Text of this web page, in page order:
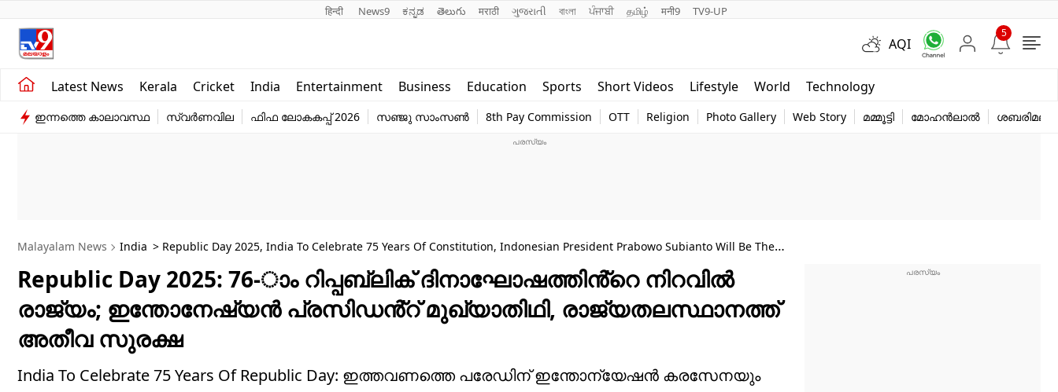
हिन्दी News9 ಕನ್ನಡ తెలుగు मराठी ગુજરાતી বাংলা ਪੰਜਾਬੀ தமிழ் मनी9 TV9-UP
AQI
5
Latest News Kerala Cricket India Entertainment Business Education Sports Short Videos Lifestyle World Technology
Kerala
India
Education
world
Web Story
ഇന്നത്തെ കാലാവസ്ഥ സ്വർണവില ഫിഫ ലോകകപ്പ് 2026 സഞ്ജു സാംസൺ 8th Pay Commission OTT Religion Photo Gallery Web Story മമ്മൂട്ടി മോഹൻലാൽ ശബരിമല
Malayalam News India > Republic Day 2025, India To Celebrate 75 Years Of Constitution, Indonesian President Prabowo Subianto Will Be The
Chief Guest
Republic Day 2025: 76-ാം റിപ്പബ്ലിക് ദിനാഘോഷത്തിൻ്റെ നിറവിൽ
രാജ്യം; ഇന്തോനേഷ്യൻ പ്രസിഡൻ്റ് മുഖ്യാതിഥി, രാജ്യതലസ്ഥാനത്ത്
അതീവ സുരക്ഷ
India To Celebrate 75 Years Of Republic Day: ഇത്തവണത്തെ പരേഡിന് ഇന്തോന്യേഷൻ കരസേനയും